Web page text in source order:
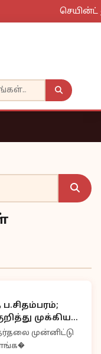
செயின்ட்
முக்கிய
முன்னிட்டு